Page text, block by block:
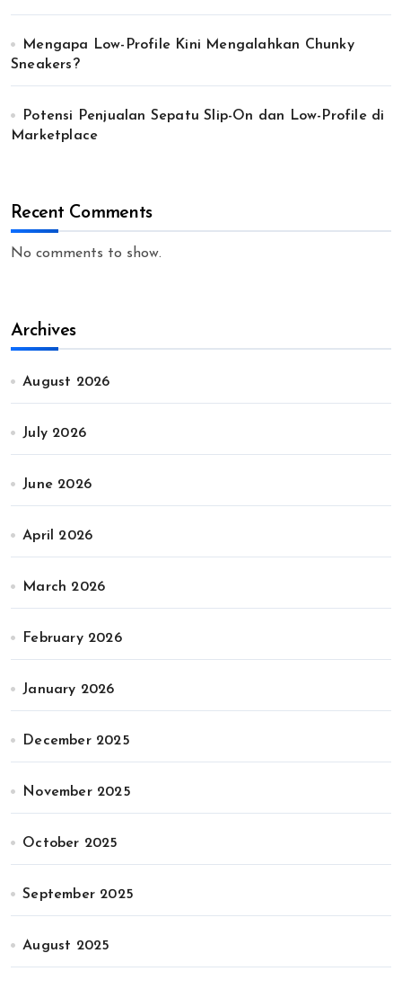
Mengapa Low-Profile Kini Mengalahkan Chunky
Sneakers?
Potensi Penjualan Sepatu Slip-On dan Low-Profile di
Marketplace
Recent Comments
No comments to show.
Archives
August 2026
July 2026
June 2026
April 2026
March 2026
February 2026
January 2026
December 2025
November 2025
October 2025
September 2025
August 2025